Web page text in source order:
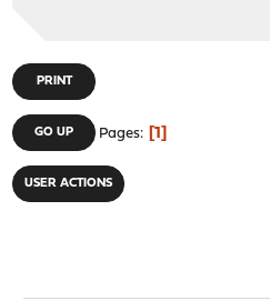
PRINT
GO UP Pages 1
USER ACTIONS